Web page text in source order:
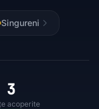
Singureni
3
acoperite